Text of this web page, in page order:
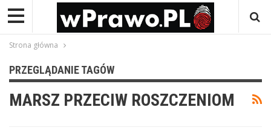
Strona główna
PRZEGLĄDANIE TAGÓW
MARSZ PRZECIW ROSZCZENIOM